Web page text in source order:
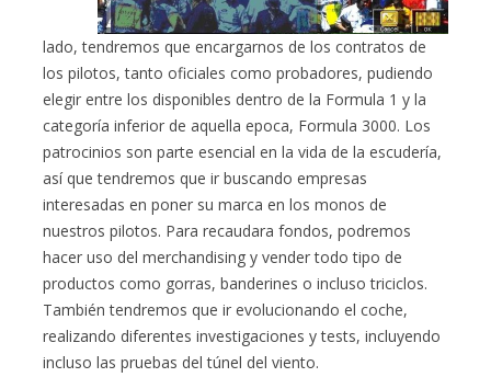
lado, tendremos que encargarnos de los contratos de
los pilotos, tanto oficiales como probadores, pudiendo
elegir entre los disponibles dentro de la Formula 1 y la
categoría inferior de aquella epoca, Formula 3000. Los
patrocinios son parte esencial en la vida de la escudería,
así que tendremos que ir buscando empresas
interesadas en poner su marca en los monos de
nuestros pilotos. Para recaudara fondos, podremos
hacer uso del merchandising y vender todo tipo de
productos como gorras, banderines o incluso triciclos.
También tendremos que ir evolucionando el coche,
realizando diferentes investigaciones y tests, incluyendo
incluso las pruebas del túnel del viento.